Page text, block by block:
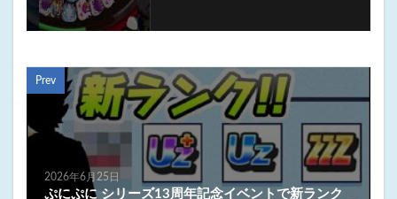
Prev
2026年6月25日
ぷにぷに シリーズ13周年記念イベントで新ランク